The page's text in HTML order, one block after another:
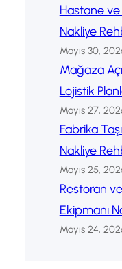
Hastane ve
Nakliye
Mayıs 30,
Mağaza
Lojistik
Mayıs 27,
Fabrika
Nakliye
Mayıs 25,
Restoran
Ekipmanı
Mayıs 24,